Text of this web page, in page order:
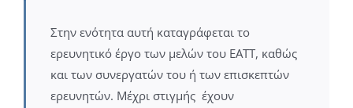
Στην ενότητα αυτή καταγράφεται το
ερευνητικό έργο των μελών του ΕΑΤΤ, καθώς
και των συνεργατών του ή των επισκεπτών
ερευνητών. Μέχρι στιγμής έχουν